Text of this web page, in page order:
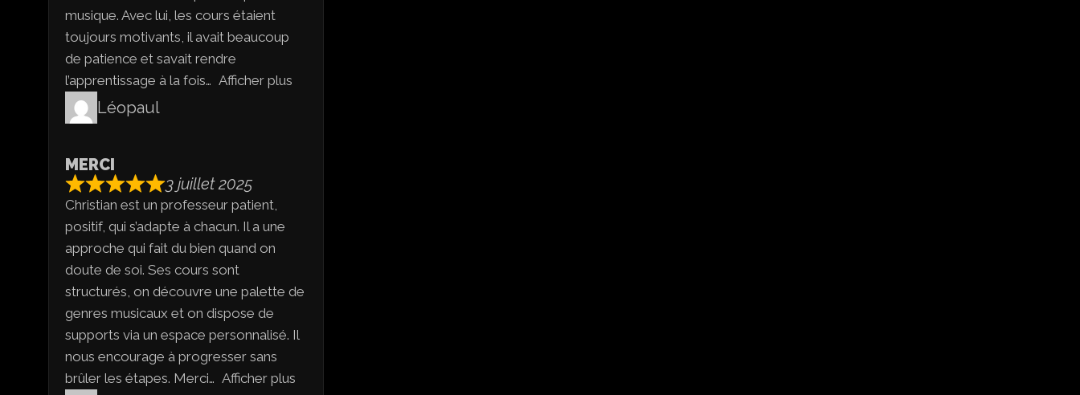
musique. Avec lui, les cours étaient
toujours motivants, il avait beaucoup
de patience et savait rendre
l’apprentissage à la fois
Afficher plus
Léopaul
MERCI
3 juillet 2025
Christian est un professeur patient,
positif, qui s’adapte à chacun. Il a une
approche qui fait du bien quand on
doute de soi. Ses cours sont
structurés, on découvre une palette de
genres musicaux et on dispose de
supports via un espace personnalisé. Il
nous encourage à progresser sans
brûler les étapes. Merci
Afficher plus